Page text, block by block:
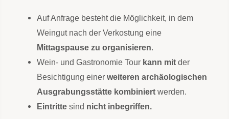
Auf Anfrage besteht die Möglichkeit, in dem
Weingut nach der Verkostung eine
Mittagspause zu organisieren.
Wein- und Gastronomie Tour kann mit der
Besichtigung einer weiteren archäologischen
Ausgrabungsstätte kombiniert werden.
Eintritte sind nicht inbegriffen.